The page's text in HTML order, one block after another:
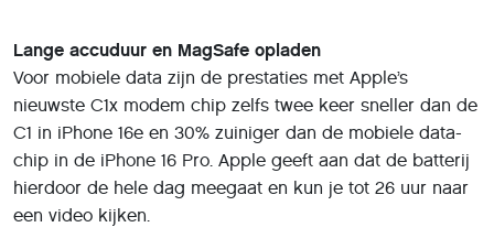
Lange accuduur en MagSafe opladen
Voor mobiele data zijn de prestaties met Apple’s
nieuwste C1x modem chip zelfs twee keer sneller dan de
C1 in iPhone 16e en 30% zuiniger dan de mobiele data-
chip in de iPhone 16 Pro. Apple geeft aan dat de batterij
hierdoor de hele dag meegaat en kun je tot 26 uur naar
een video kijken.